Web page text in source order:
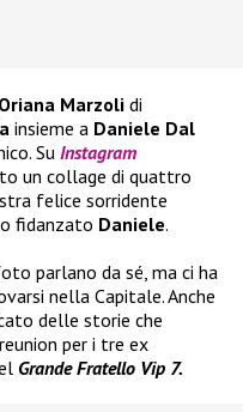
Oriana Marzoli di
insieme a Daniele Dal
Su Instagram
un collage di quattro
felice sorridente
fidanzato Daniele.
parlano da sé, ma ci ha
nella Capitale. Anche
delle storie che
per i tre ex
Grande Fratello Vip 7.